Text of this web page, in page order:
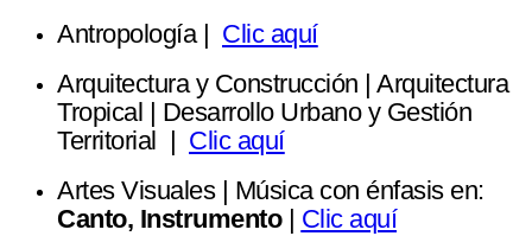
Antropología | Clic aquí
Arquitectura y Construcción | Arquitectura
Tropical | Desarrollo Urbano y Gestión
Territorial | Clic aquí
Artes Visuales | Música con énfasis en:
Canto, Instrumento | Clic aquí